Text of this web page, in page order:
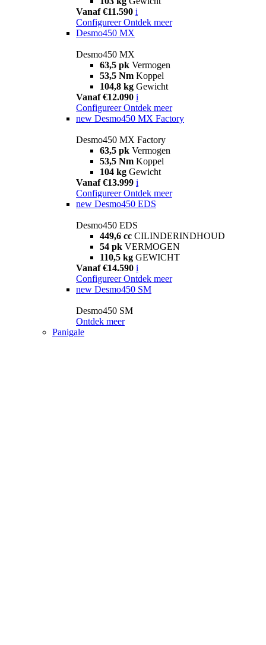
Vanaf €11.590 i
Configureer Ontdek meer
Desmo450 MX
Desmo450 MX
63,5 pk Vermogen
53,5 Nm Koppel
104,8 kg Gewicht
Vanaf €12.090 i
Configureer Ontdek meer
new Desmo450 MX Factory
Desmo450 MX Factory
63,5 pk Vermogen
53,5 Nm Koppel
104 kg Gewicht
Vanaf €13.999 i
Configureer Ontdek meer
new Desmo450 EDS
Desmo450 EDS
449,6 cc CILINDERINDHOUD
54 pk VERMOGEN
110,5 kg GEWICHT
Vanaf €14.590 i
Configureer Ontdek meer
new Desmo450 SM
Desmo450 SM
Ontdek meer
Panigale